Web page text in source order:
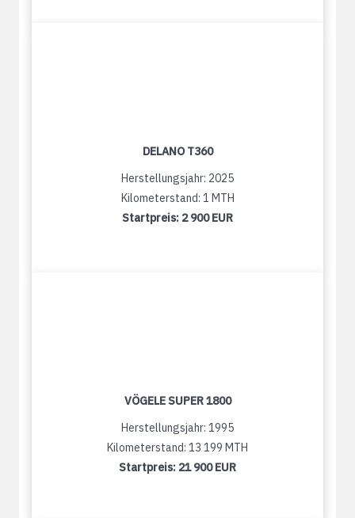
DELANO T360
Herstellungsjahr: 2025
Kilometerstand: 1 MTH
Startpreis: 2 900 EUR
VÖGELE SUPER 1800
Herstellungsjahr: 1995
Kilometerstand: 13 199 MTH
Startpreis: 21 900 EUR